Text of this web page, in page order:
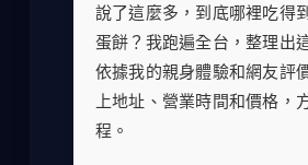
說了這麼多，到底哪裡吃得
蛋餅？我跑遍全台，整理出
依據我的親身體驗和網友評
上地址、營業時間和價格，
程。